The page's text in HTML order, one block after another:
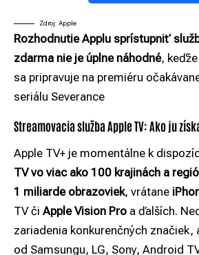
Zdroj: Apple
RozhodnutieApplu sprístupniť
zdarma nie je úplne náhodné,
sa pripravuje na premiéru
seriálu Severance
Streamovacia služba Apple TV: Ako ju
Apple TV+ je momentálne k
TV vo viac ako 100 krajinách a
1 miliarde obrazoviek, vrátane
TV či Apple Vision Pro a ďalších.
zariadenia konkurenčných značiek,
od Samsungu, LG, Sony, Android